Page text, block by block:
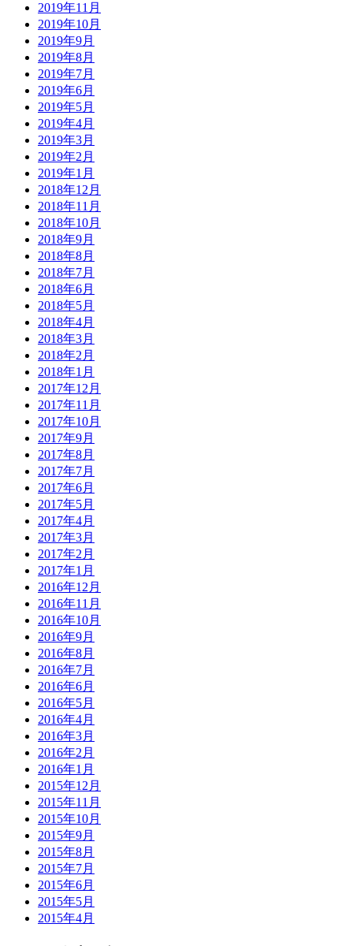
2019年11月
2019年10月
2019年9月
2019年8月
2019年7月
2019年6月
2019年5月
2019年4月
2019年3月
2019年2月
2019年1月
2018年12月
2018年11月
2018年10月
2018年9月
2018年8月
2018年7月
2018年6月
2018年5月
2018年4月
2018年3月
2018年2月
2018年1月
2017年12月
2017年11月
2017年10月
2017年9月
2017年8月
2017年7月
2017年6月
2017年5月
2017年4月
2017年3月
2017年2月
2017年1月
2016年12月
2016年11月
2016年10月
2016年9月
2016年8月
2016年7月
2016年6月
2016年5月
2016年4月
2016年3月
2016年2月
2016年1月
2015年12月
2015年11月
2015年10月
2015年9月
2015年8月
2015年7月
2015年6月
2015年5月
2015年4月